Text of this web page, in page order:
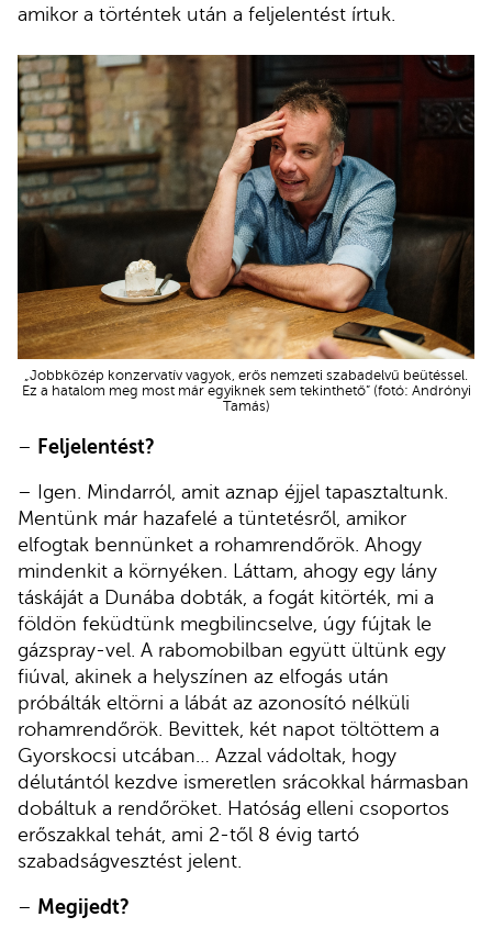
amikor a történtek után a feljelentést írtuk.
„Jobbközép konzervatív vagyok, erős nemzeti szabadelvű beütéssel.
Ez a hatalom meg most már egyiknek sem tekinthető” (fotó: Andrónyi
Tamás)
– Feljelentést?
– Igen. Mindarról, amit aznap éjjel tapasztaltunk.
Mentünk már hazafelé a tüntetésről, amikor
elfogtak bennünket a rohamrendőrök. Ahogy
mindenkit a környéken. Láttam, ahogy egy lány
táskáját a Dunába dobták, a fogát kitörték, mi a
földön feküdtünk megbilincselve, úgy fújtak le
gázspray-vel. A rabomobilban együtt ültünk egy
fiúval, akinek a helyszínen az elfogás után
próbálták eltörni a lábát az azonosító nélküli
rohamrendőrök. Bevittek, két napot töltöttem a
Gyorskocsi utcában… Azzal vádoltak, hogy
délutántól kezdve ismeretlen srácokkal hármasban
dobáltuk a rendőröket. Hatóság elleni csoportos
erőszakkal tehát, ami 2-től 8 évig tartó
szabadságvesztést jelent.
– Megijedt?